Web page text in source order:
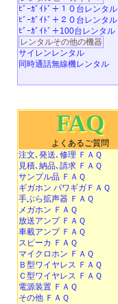
ﾋﾞｰｶﾞｲﾄﾞ＋１０台レンタル
ﾋﾞｰｶﾞｲﾄﾞ＋２０台レンタル
ﾋﾞｰｶﾞｲﾄﾞ＋100台レンタル
レンタルその他の機器
サイレンレンタル
同時通話無線機レンタル
FAQ
よくあるご質問
注文､発送､修理 ＦＡＱ
見積､納品､請求 ＦＡＱ
サンプル品 ＦＡＱ
ギガホン パワギガＦＡＱ
手ぶら拡声器 ＦＡＱ
メガホン ＦＡＱ
放送アンプ ＦＡＱ
車載アンプ ＦＡＱ
スピーカ ＦＡＱ
マイクロホン ＦＡＱ
Ｂ型ワイヤレス ＦＡＱ
Ｃ型ワイヤレス ＦＡＱ
電源装置 ＦＡＱ
その他 ＦＡＱ